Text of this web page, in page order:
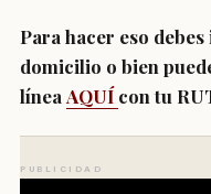
Para hacer eso
domicilio o bien
línea AQUÍ con tu
PUBLICIDAD